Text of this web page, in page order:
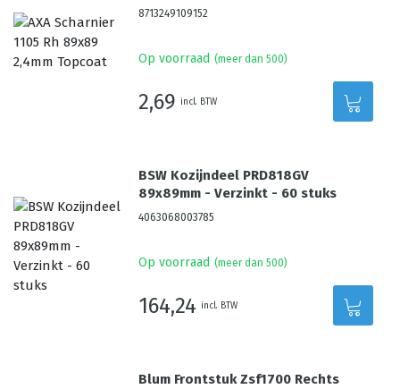
8713249109152
Op voorraad (meer dan 500)
2,69 incl. BTW
BSW Kozijndeel PRD818GV
89x89mm - Verzinkt - 60 stuks
4063068003785
Op voorraad (meer dan 500)
164,24 incl. BTW
Blum Frontstuk Zsf1700 Rechts